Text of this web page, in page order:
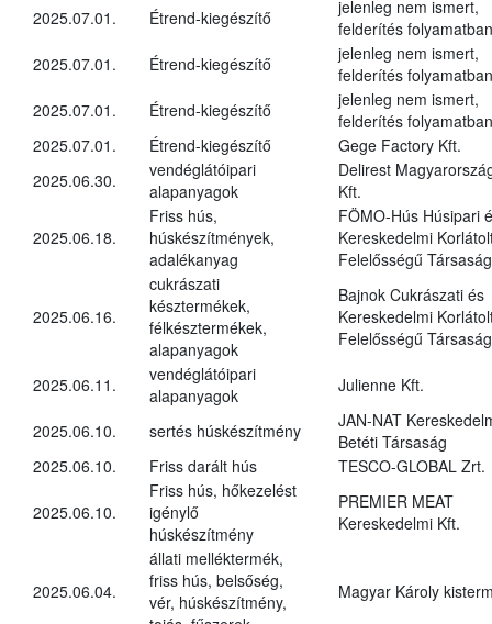
2025.07.01. Étrend-kiegészítő
jelenleg nem ismert,
felderítés folyamatban
2025.07.01.
Étrend-kiegészítő
jelenleg nem ismert,
felderítés folyamatban
2025.07.01.
Étrend-kiegészítő
jelenleg nem ismert,
felderítés folyamatban
2025.07.01.
Étrend-kiegészítő
Gege Factory Kft.
2025.06.30.
vendéglátóipari
alapanyagok
Delirest
Kft.
2025.06.18.
Friss hús,
húskészítmények,
adalékanyag
FÖMO-Hús Húsipari
Kereskedelmi
Felelősségű Társaság
2025.06.16.
cukrászati
késztermékek,
félkésztermékek,
alapanyagok
Bajnok Cukrászati és
Kereskedelmi
Felelősségű Társaság
2025.06.11.
vendéglátóipari
alapanyagok
Julienne Kft.
2025.06.10. sertés húskészítmény
JAN-NAT
Betéti Társaság
2025.06.10.
Friss darált hús TESCO-GLOBAL Zrt.
2025.06.10.
Friss hús, hőkezelést
igénylő
húskészítmény
PREMIER MEAT
Kereskedelmi Kft.
2025.06.04.
állati melléktermék,
friss hús, belsőség,
vér, húskészítmény,
Magyar Károly